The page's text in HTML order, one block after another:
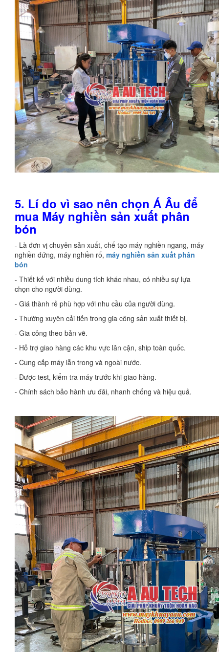
5. Lí do vì sao nên chọn Á Âu để
mua Máy nghiền sản xuất phân
bón
- Là đơn vị chuyên sản xuất, chế tạo máy nghiền ngang, máy
nghiền đứng, máy nghiền rổ, máy nghiền sản xuất phân
bón
- Thiết kế với nhiều dung tích khác nhau, có nhiều sự lựa
chọn cho người dùng.
- Giá thành rẻ phù hợp với nhu cầu của người dùng.
- Thường xuyên cải tiến trong gia công sản xuất thiết bị.
- Gia công theo bản vẽ.
- Hỗ trợ giao hàng các khu vực lân cận, ship toàn quốc.
- Cung cấp máy lẫn trong và ngoài nước.
- Được test, kiểm tra máy trước khi giao hàng.
- Chính sách bảo hành ưu đãi, nhanh chống và hiệu quả.